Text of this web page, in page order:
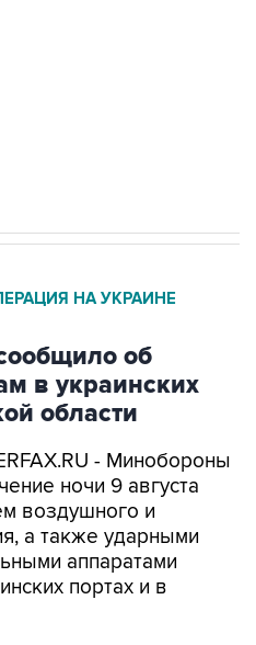
НА УКРАИНЕ
об
в украинских
области
- Минобороны
ночи 9 августа
воздушного и
а также ударными
аппаратами
портах и в